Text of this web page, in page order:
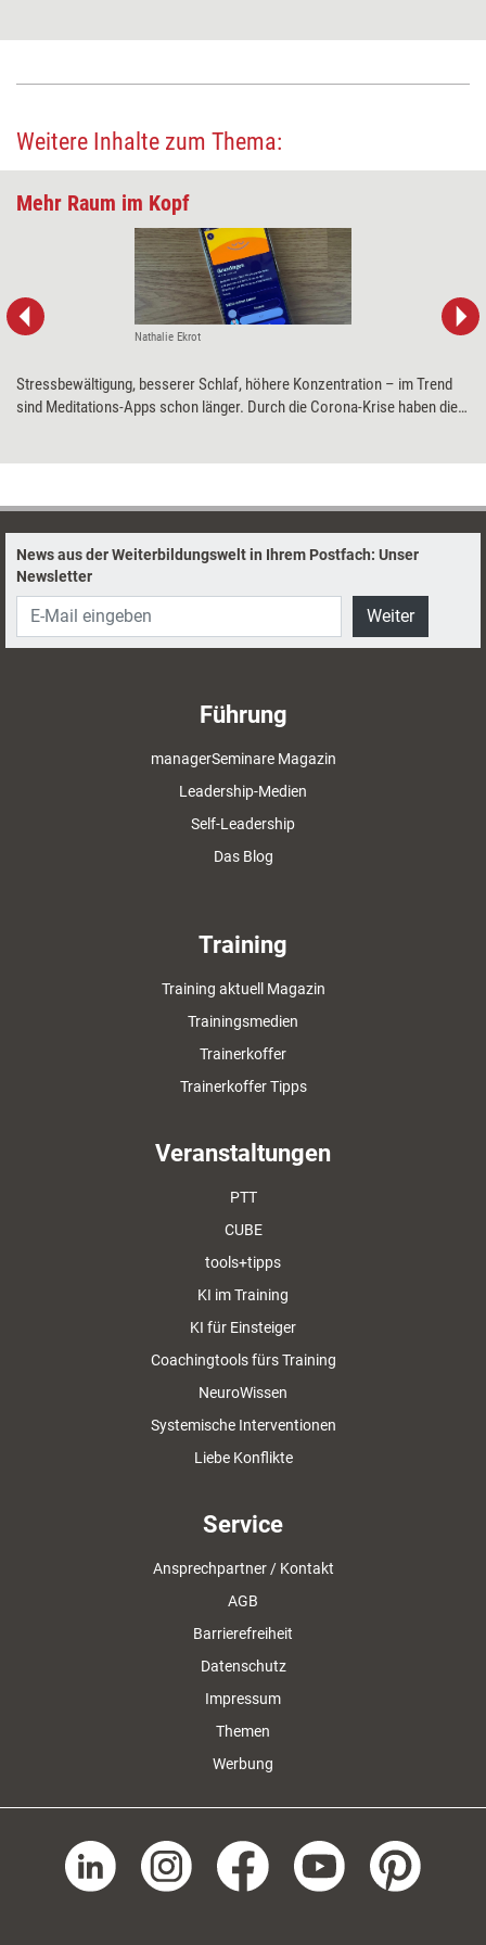
Weitere Inhalte zum Thema:
Mehr Raum im Kopf
Nathalie Ekrot
Stressbewältigung, besserer Schlaf, höhere Konzentration – im Trend
sind Meditations-Apps schon länger. Durch die Corona-Krise haben die
News aus der Weiterbildungswelt in Ihrem Postfach: Unser
Newsletter
Weiter
Führung
managerSeminare Magazin
Leadership-Medien
Self-Leadership
Das Blog
Training
Training aktuell Magazin
Trainingsmedien
Trainerkoffer
Trainerkoffer Tipps
Veranstaltungen
PTT
CUBE
tools+tipps
KI im Training
KI für Einsteiger
Coachingtools fürs Training
NeuroWissen
Systemische Interventionen
Liebe Konflikte
Service
Ansprechpartner / Kontakt
AGB
Barrierefreiheit
Datenschutz
Impressum
Themen
Werbung